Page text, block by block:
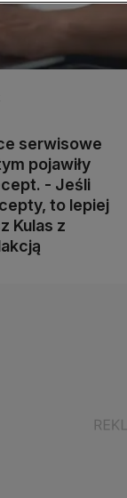
serwisowe
pojawiły
- Jeśli
to lepiej
Kulas z